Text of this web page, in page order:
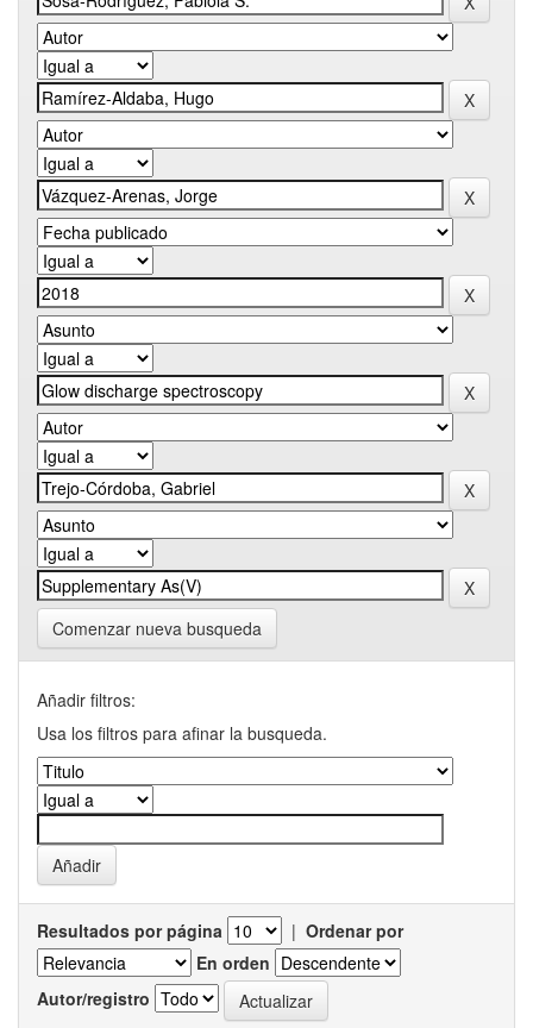
Comenzar nueva busqueda
Añadir filtros:
Usa los filtros para afinar la busqueda.
Resultados por página | Ordenar por
En orden
Autor/registro